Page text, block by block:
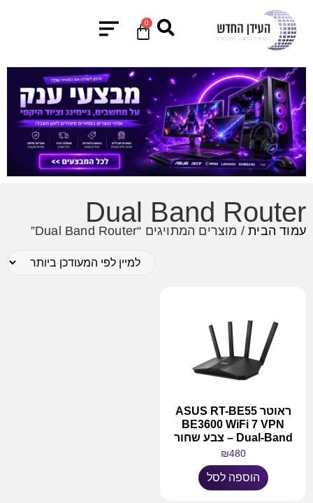
0
Dual Band Router
עמוד הבית/ מוצרים המתויגים “Dual Band Router”
ראוטר ASUS RT-BE55
BE3600 WiFi 7 VPN
Dual-Band – צבע שחור
₪480
הוספה לסל